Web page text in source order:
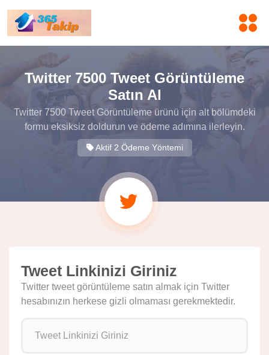
Twitter 7500 Tweet Görüntüleme
Satın Al
Twitter 7500 Tweet Görüntüleme ürünü için alt bölümdeki
formu eksiksiz doldurun ve ödeme adımına ilerleyin.
Aktif 2 Ödeme Yöntemi
Tweet Linkinizi Giriniz
Twitter tweet görüntüleme satın almak için Twitter
hesabınızın herkese gizli olmaması gerekmektedir.